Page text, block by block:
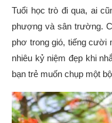
Tuổi học trò đi qua, ai
phượng và sân trường.
phơ trong gió, tiếng cười
nhiêu kỷ niệm đẹp khi
bạn trẻ muốn chụp một